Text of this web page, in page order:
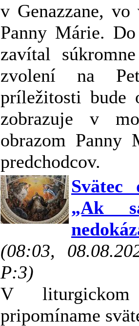
v Genazzane,
Panny Márie.
zavítal
zvolení na
príležitosti bude
zobrazuje v
obrazom Panny
predchodcov.
„Ak
(08:03,
P:3)
V
pripomíname